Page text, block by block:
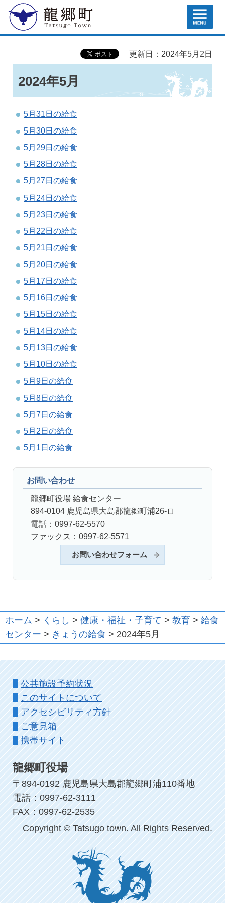
龍郷町 MENU
更新日：2024年5月2日
2024年5月
5月31日の給食
5月30日の給食
5月29日の給食
5月28日の給食
5月27日の給食
5月24日の給食
5月23日の給食
5月22日の給食
5月21日の給食
5月20日の給食
5月17日の給食
5月16日の給食
5月15日の給食
5月14日の給食
5月13日の給食
5月10日の給食
5月9日の給食
5月8日の給食
5月7日の給食
5月2日の給食
5月1日の給食
お問い合わせ
龍郷町役場 給食センター
894-0104 鹿児島県大島郡龍郷町浦26-ロ
電話：0997-62-5570
ファックス：0997-62-5571
お問い合わせフォーム
ホーム > くらし > 健康・福祉・子育て > 教育 > 給食
センター > きょうの給食 > 2024年5月
公共施設予約状況
このサイトについて
アクセシビリティ方針
ご意見箱
携帯サイト
龍郷町役場
〒894-0192 鹿児島県大島郡龍郷町浦110番地
電話：0997-62-3111
FAX：0997-62-2535
Copyright © Tatsugo town. All Rights Reserved.